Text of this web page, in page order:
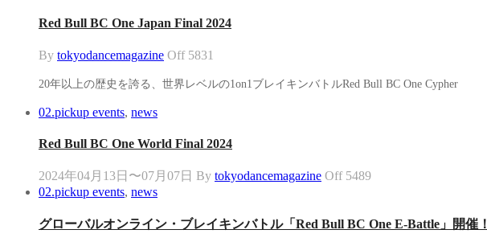
Red Bull BC One Japan Final 2024
By tokyodancemagazine Off 5831
20年以上の歴史を誇る、世界レベルの1on1ブレイキンバトルRed Bull BC One Cypher
02.pickup events, news
Red Bull BC One World Final 2024
2024年04月13日〜07月07日 By tokyodancemagazine Off 5489
02.pickup events, news
グローバルオンライン・ブレイキンバトル「Red Bull BC One E-Battle」開催！